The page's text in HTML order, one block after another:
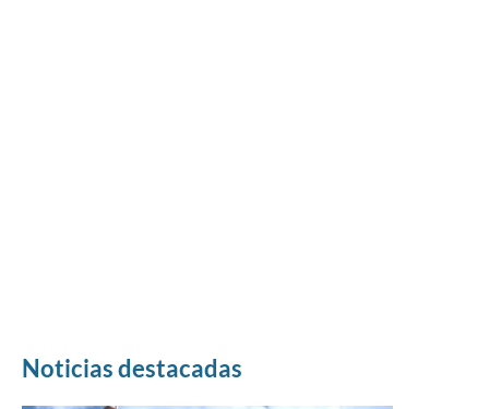
Noticias destacadas